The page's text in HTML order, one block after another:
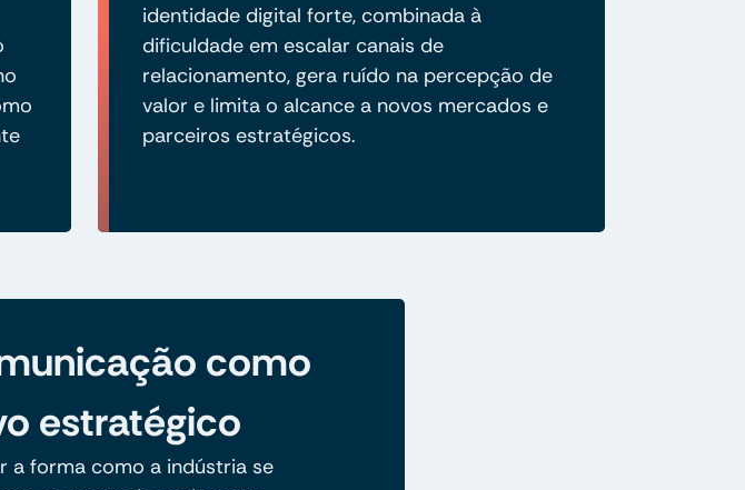
identidade digital forte, combinada à
dificuldade em escalar canais de
relacionamento, gera ruído na percepção de
valor e limita o alcance a novos mercados e
parceiros estratégicos.
como
estratégico
a forma como a indústria se